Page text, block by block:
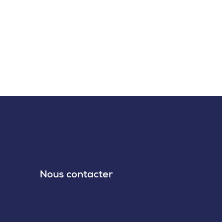
Nous contacter